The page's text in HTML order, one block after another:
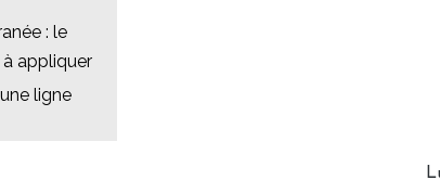
: le
appliquer
ligne